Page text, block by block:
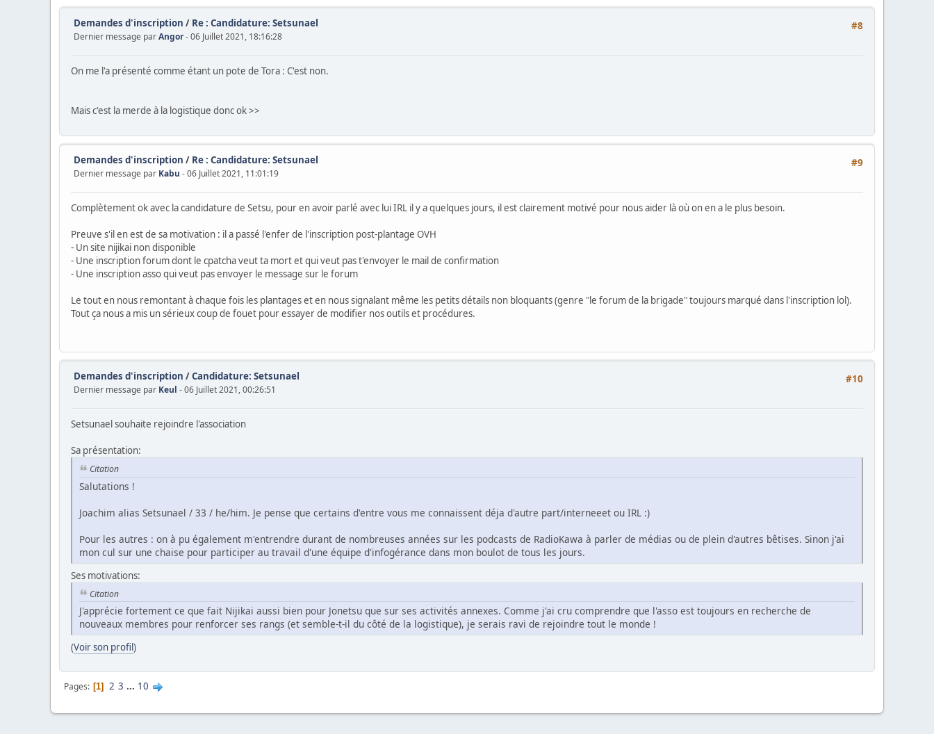
#8
Demandes d'inscription / Re : Candidature: Setsunael
Dernier message parAngor- 06 Juillet 2021, 18:16:28
On me l'a présenté comme étant un pote de Tora : C'est non.
Mais c'est la merde à la logistique donc ok >>
#9
Demandes d'inscription / Re : Candidature: Setsunael
Dernier message par Kabu - 06 Juillet 2021, 11:01:19
Complètement ok avec la candidature de Setsu, pour en avoir parlé avec lui IRL il y a quelques jours, il est clairement motivé pour nous aider là où on en a le plus besoin.
Preuve s'il en est de sa motivation : il a passé l'enfer de l'inscription post-plantage OVH
- Un site nijikai non disponible
- Une inscription forum dont le cpatcha veut ta mort et qui veut pas t'envoyer le mail de confirmation
- Une inscription asso qui veut pas envoyer le message sur le forum
Le tout en nous remontant à chaque fois les plantages et en nous signalant même les petits détails non bloquants (genre "le forum de la brigade" toujours marqué dans l'inscription lol).
Tout ça nous a mis un sérieux coup de fouet pour essayer de modifier nos outils et procédures.
#10
Demandes d'inscription /Candidature: Setsunael
Dernier message par Keul - 06 Juillet 2021, 00:26:51
Setsunael souhaite rejoindre l'association
Sa présentation:
Citation
Salutations !
Joachim alias Setsunael / 33 / he/him. Je pense que certains d'entre vous me connaissent déja d'autre part/interneeet ou IRL :)
Pour les autres : on à pu également m'entrendre durant de nombreuses années sur les podcasts de RadioKawa à parler de médias ou de plein d'autres bêtises. Sinon j'ai
mon cul sur une chaise pour participer au travail d'une équipe d'infogérance dans mon boulot de tous les jours.
Ses motivations:
Citation
J'apprécie fortement ce que fait Nijikai aussi bien pour Jonetsu que sur ses activités annexes. Comme j'ai cru comprendre que l'asso est toujours en recherche de
nouveaux membres pour renforcer ses rangs (et semble-t-il du côté de la logistique), je serais ravi de rejoindre tout le monde !
(Voir son profil)
Pages 1 2 3 ... 10